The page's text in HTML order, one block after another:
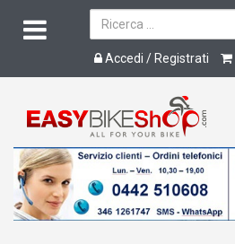
Accedi / Registrati